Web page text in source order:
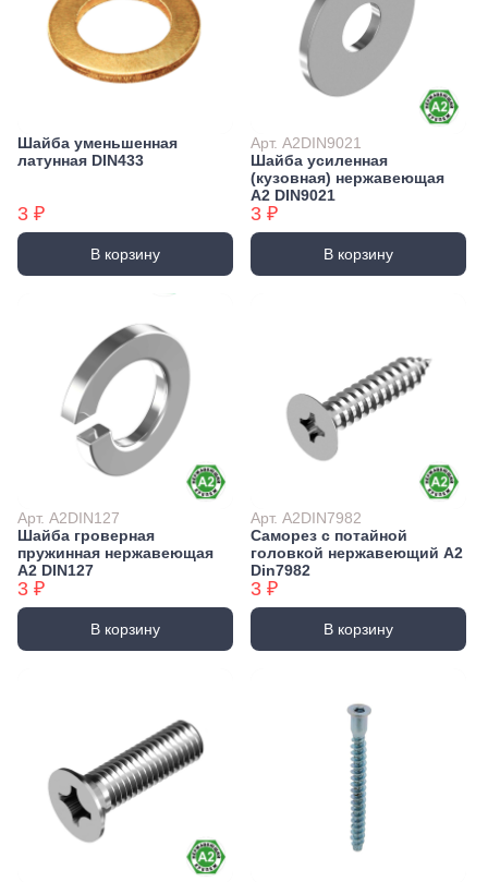
Шайба уменьшенная
латунная DIN433
3 ₽
В корзину
Арт. А2DIN9021
Шайба усиленная
(кузовная) нержавеющая
А2 DIN9021
3 ₽
В корзину
Арт. А2DIN127
Шайба гроверная
пружинная нержавеющая
А2 DIN127
3 ₽
В корзину
Арт. А2DIN7982
Саморез с потайной
головкой нержавеющий А2
Din7982
3 ₽
В корзину